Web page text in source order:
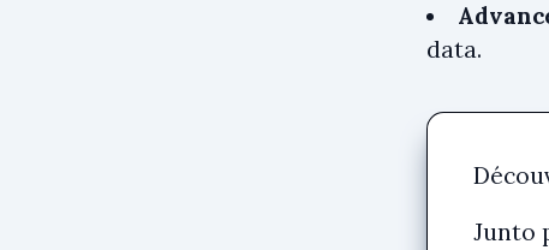
data.
Junto